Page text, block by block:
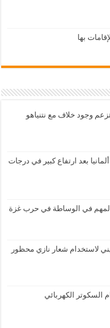
بها
وجود خلاف مع نتنياهو
بعد ارتفاع كبير في درجات
المهم في الوساطة في حرب غزة
لاستخدام شعار نازي محظور
السكوتر الكهربائي